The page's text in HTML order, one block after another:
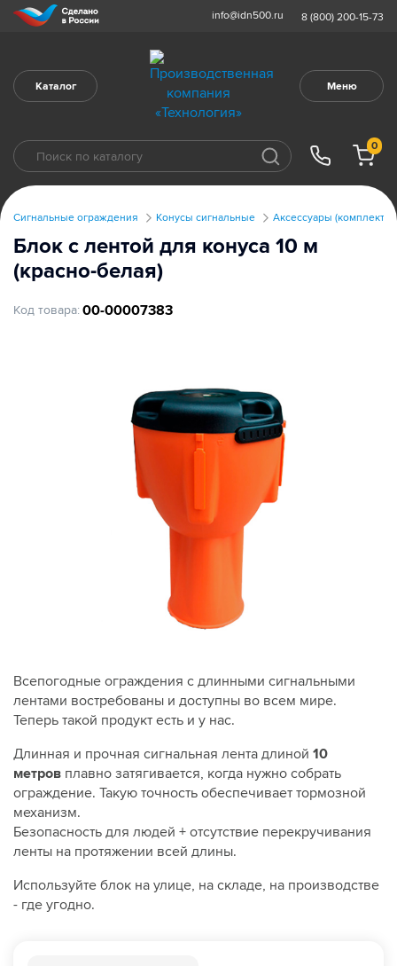
info@idn500.ru 8 (800) 200-15-73
Каталог Меню
0
Сигнальные ограждения Конусы сигнальные Аксессуары
Блок с лентой для конуса 10 м
(красно-белая)
Код товара: 00-00007383
Всепогодные ограждения с длинными сигнальными
лентами востребованы и доступны во всем мире.
Теперь такой продукт есть и у нас.
Длинная и прочная сигнальная лента длиной 10
метров плавно затягивается, когда нужно собрать
ограждение. Такую точность обеспечивает тормозной
механизм.
Безопасность для людей + отсутствие перекручивания
ленты на протяжении всей длины.
Используйте блок на улице, на складе, на производстве
- где угодно.